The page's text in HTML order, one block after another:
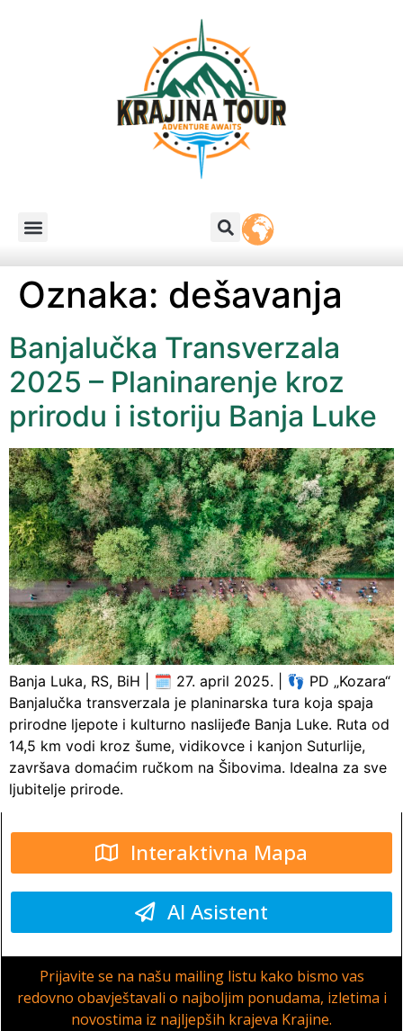
Oznaka: dešavanja
Banjalučka Transverzala
2025 – Planinarenje kroz
prirodu i istoriju Banja Luke
Banja Luka, RS, BiH | 🗓️ 27. april 2025. | 👣 PD „Kozara“
Banjalučka transverzala je planinarska tura koja spaja
prirodne ljepote i kulturno naslijeđe Banja Luke. Ruta od
14,5 km vodi kroz šume, vidikovce i kanjon Suturlije,
završava domaćim ručkom na Šibovima. Idealna za sve
ljubitelje prirode.
Interaktivna Mapa
AI Asistent
Prijavite se na našu mailing listu kako bismo vas
redovno obavještavali o najboljim ponudama, izletima i
novostima iz najljepših krajeva Krajine.